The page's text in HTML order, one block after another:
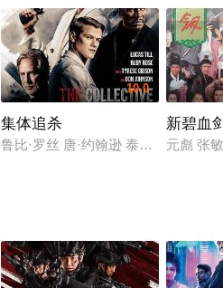
10.0
集体追杀
鲁比·罗丝 唐·约翰逊 泰瑞斯·吉布森
新碧血
元彪 张